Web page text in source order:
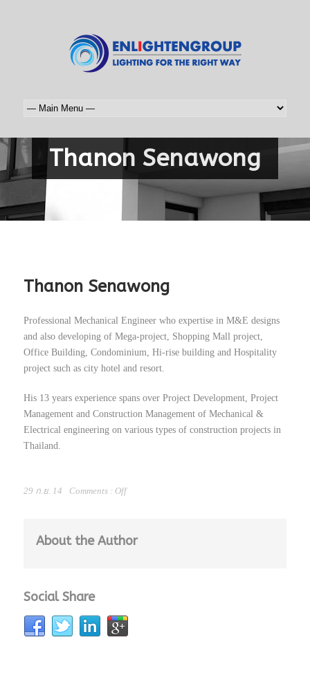
Thanon Senawong
Thanon Senawong
Professional Mechanical Engineer who expertise in M&E designs
and also developing of Mega-project, Shopping Mall project,
Office Building, Condominium, Hi-rise building and Hospitality
project such as city hotel and resort.
His 13 years experience spans over Project Development, Project
Management and Construction Management of Mechanical &
Electrical engineering on various types of construction projects in
Thailand.
29 ก.ย. 14 Comments : Off
About the Author
Social Share